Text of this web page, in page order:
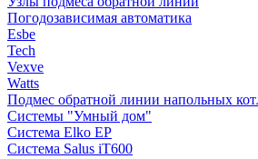
Погодозависимая автоматика
Esbe
Tech
Vexve
Watts
Подмес обратной линии напольных
Системы "Умный дом"
Система Elko EP
Система Salus iT600